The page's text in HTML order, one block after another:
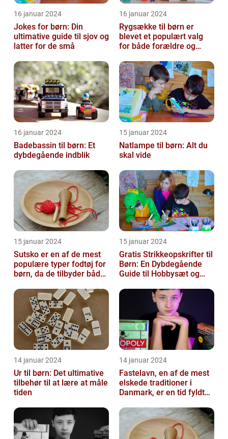
16 januar 2024
Jokes for børn: Din
ultimative guide til sjov og
latter for de små
16 januar 2024
Rygsække til børn er
blevet et populært valg
for både forældre og
transport...
16 januar 2024
Badebassin til børn: Et
dybdegående indblik
15 januar 2024
Natlampe til børn: Alt du
skal vide
15 januar 2024
Sutsko er en af de mest
populære typer fodtøj for
børn, da de tilbyder både
15 januar 2024
Gratis Strikkeopskrifter til
Børn: En Dybdegående
Guide til Hobbysæt og
14 januar 2024
Ur til børn: Det ultimative
tilbehør til at lære at måle
tiden
14 januar 2024
Fastelavn, en af de mest
elskede traditioner i
Danmark, er en tid fyldt
festligheder fo...